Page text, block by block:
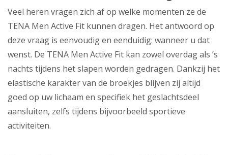
Veel heren vragen zich af op welke momenten ze de
TENA Men Active Fit kunnen dragen. Het antwoord op
deze vraag is eenvoudig en eenduidig: wanneer u dat
wenst. De TENA Men Active Fit kan zowel overdag als ’s
nachts tijdens het slapen worden gedragen. Dankzij het
elastische karakter van de broekjes blijven zij altijd
goed op uw lichaam en specifiek het geslachtsdeel
aansluiten, zelfs tijdens bijvoorbeeld sportieve
activiteiten.